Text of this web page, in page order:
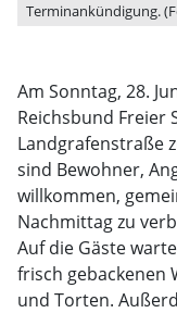
Terminankündigung.
Am Sonntag, 28.
Reichsbund Freier
Landgrafenstraße
sind Bewohner,
willkommen,
Nachmittag zu
Auf die Gäste
frisch gebackenen
und Torten.